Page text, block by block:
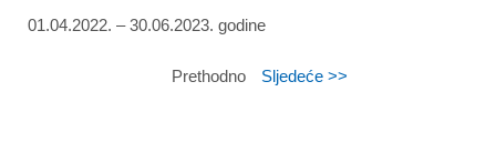
01.04.2022. – 30.06.2023. godine
Prethodno Sljedeće >>